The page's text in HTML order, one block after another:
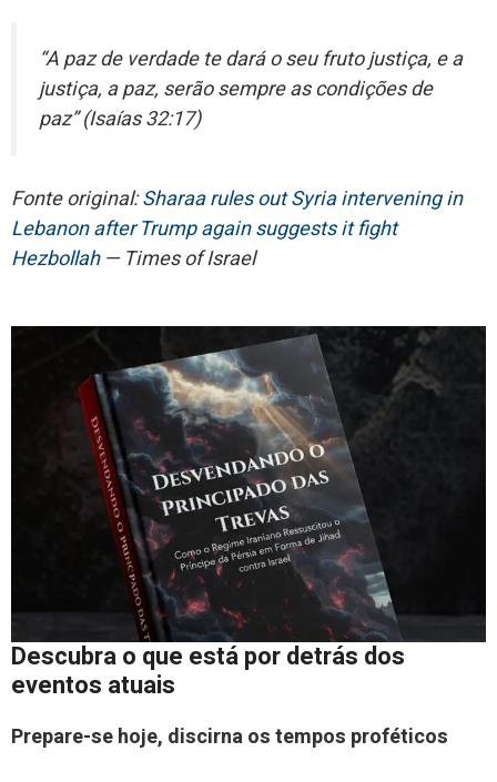
“A paz de verdade te dará o seu fruto justiça, e a
justiça, a paz, serão sempre as condições de
paz” (Isaías 32:17)
Fonte original:Sharaa rules out Syria intervening in
Lebanon after Trump again suggests it fight
Hezbollah— Times of Israel
Descubra o que está por detrás dos
eventos atuais
Prepare-se hoje, discirna os tempos proféticos